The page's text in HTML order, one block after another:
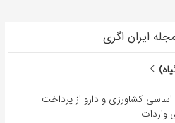
ایران اگری
کالای اساسی کشاورزی و دارو از پرداخت